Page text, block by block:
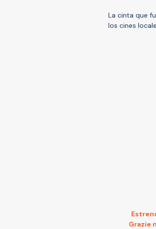
La cinta que
los cines
Grazie